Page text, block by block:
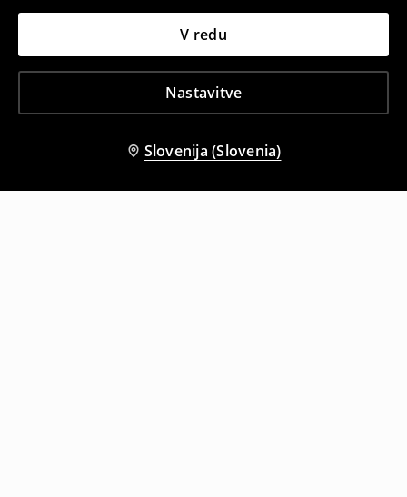
Nastavitve
V redu
Slovenija (Slovenia)